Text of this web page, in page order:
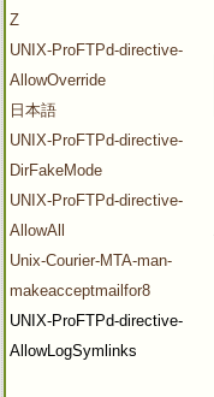
Z
UNIX-ProFTPd-directive-
AllowOverride
日本語
UNIX-ProFTPd-directive-
DirFakeMode
UNIX-ProFTPd-directive-
AllowAll
Unix-Courier-MTA-man-
makeacceptmailfor8
UNIX-ProFTPd-directive-
AllowLogSymlinks